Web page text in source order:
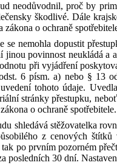
neodůvodnil, proč by
škodlivé. Dále
zákona o ochraně
se nemohla dopustit
jinou povinnost neukládáa
při vyjádření
6písm. a) nebo § 13
tohoto údaje. Uvedla
stránky přestupku,
o ochraně spotřebitele.
shledává stěžovatelka
z cenových štítků
po prvním pozorném
posledních 30 dní.